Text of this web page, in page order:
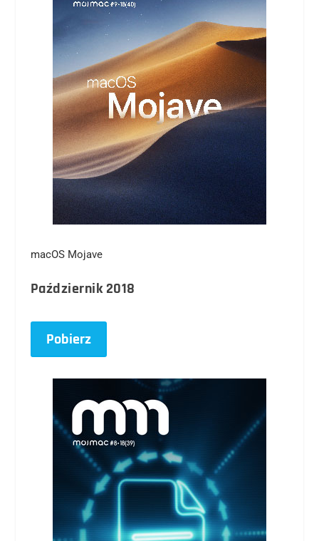
macOS Mojave
Październik 2018
Pobierz